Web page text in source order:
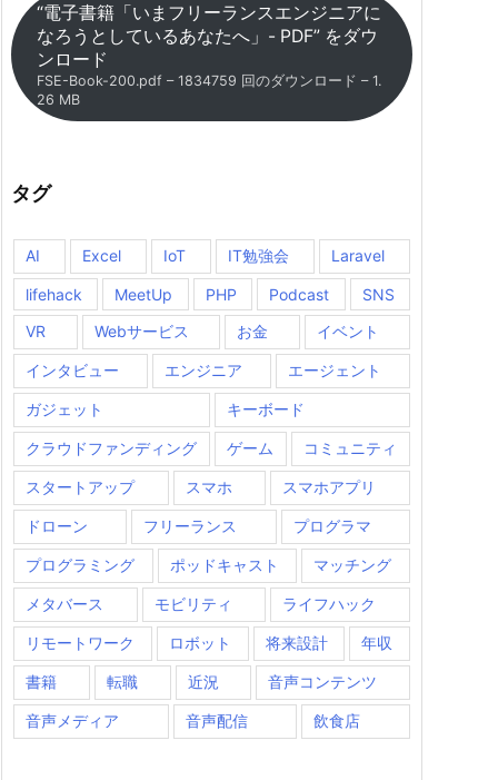
“電子書籍「いまフリーランスエンジニアに
なろうとしているあなたへ」- PDF” をダウ
ンロード
FSE-Book-200.pdf – 1834759 回のダウンロード – 1.
26 MB
タグ
AI Excel IoT IT勉強会 Laravel
lifehack MeetUp PHP Podcast
SNS
VR
Webサービス お金 イベント
インタビュー エンジニア エージェント
ガジェット キーボード
クラウドファンディング ゲーム コミュニティ
スタートアップ スマホ スマホアプリ
ドローン フリーランス プログラマ
プログラミング ポッドキャスト マッチング
メタバース モビリティ ライフハック
リモートワーク ロボット 将来設計 年収
書籍 転職 近況 音声コンテンツ
音声メディア 音声配信 飲食店